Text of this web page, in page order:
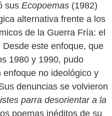
sus Ecopoemas (1982)
alternativa frente a los
de la Guerra Fría: el
este enfoque, que
1980 y 1990, pudo
no ideológico y
denuncias se volvieron
parra desorientar a la
poemas inéditos de su